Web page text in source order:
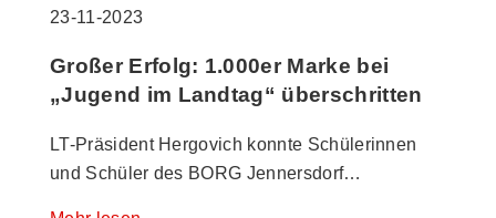
23-11-2023
Großer Erfolg: 1.000er Marke bei
„Jugend im Landtag“ überschritten
LT-Präsident Hergovich konnte Schülerinnen
und Schüler des BORG Jennersdorf…